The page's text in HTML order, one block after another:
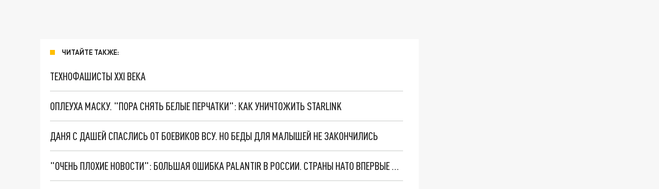
ЧИТАЙТЕ ТАКЖЕ:
ТЕХНОФАШИСТЫ XXI ВЕКА
ОПЛЕУХА МАСКУ. "ПОРА СНЯТЬ БЕЛЫЕ ПЕРЧАТКИ": КАК УНИЧТОЖИТЬ STARLINK
ДАНЯ С ДАШЕЙ СПАСЛИСЬ ОТ БОЕВИКОВ ВСУ. НО БЕДЫ ДЛЯ МАЛЫШЕЙ НЕ ЗАКОНЧИЛИСЬ
"ОЧЕНЬ ПЛОХИЕ НОВОСТИ": БОЛЬШАЯ ОШИБКА PALANTIR В РОССИИ. СТРАНЫ НАТО ВПЕРВЫЕ ЗА СВО ОСТАНОВИЛИ ПОСТАВКИ ОРУЖИЯ. ВСУ ТЕРЯЮТ ПРИГРАНИЧЬЕ?